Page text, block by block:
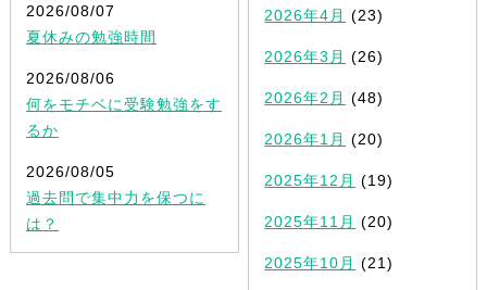
2026/08/07
夏休みの勉強時間
2026/08/06
何をモチベに受験勉強をす
るか
2026/08/05
過去問で集中力を保つに
は？
2026年4月 (23)
2026年3月 (26)
2026年2月 (48)
2026年1月 (20)
2025年12月 (19)
2025年11月 (20)
2025年10月 (21)